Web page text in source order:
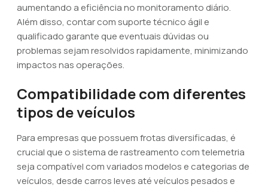
aumentando a eficiência no monitoramento diário.
Além disso, contar com suporte técnico ágil e
qualificado garante que eventuais dúvidas ou
problemas sejam resolvidos rapidamente, minimizando
impactos nas operações.
Compatibilidade com diferentes
tipos de veículos
Para empresas que possuem frotas diversificadas, é
crucial que o sistema de rastreamento com telemetria
seja compatível com variados modelos e categorias de
veículos, desde carros leves até veículos pesados e